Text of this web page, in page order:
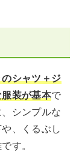
シャツ＋ジ
装が基本で
シンプルな
、くるぶし
す。